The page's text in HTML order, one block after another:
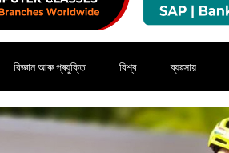
বিজ্ঞান আৰু প্ৰযুক্তি বিশ্ব ব্যৱসায়